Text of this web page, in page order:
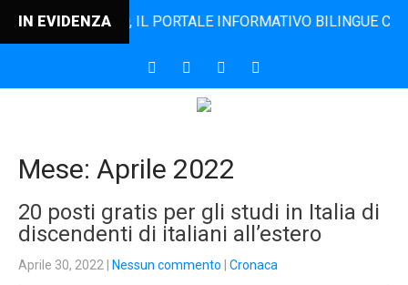
IN EVIDENZAIL PORTALE INFORMATIVO BILINGUE CHE
Mese: Aprile 2022
20 posti gratis per gli studi in Italia di
discendenti di italiani all’estero
Aprile 30, 2022 Nessun commento Cronaca